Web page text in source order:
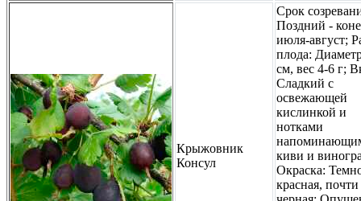
Крыжовник
Консул
Срок
Поздний -
июля-август;
плода:
см, вес 4-6 г;
Сладкий с
освежающей
кислинкой и
нотками
киви и
Окраска:
красная, почти